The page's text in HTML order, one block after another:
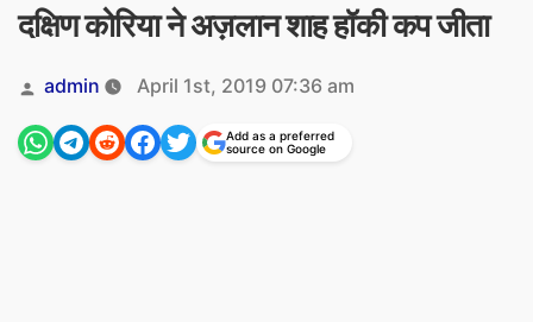
दक्षिण कोरिया ने अज़लान शाह हॉकी कप जीता
Posted
by
admin April 1st, 2019 07:36 am
Add as a preferred
source on Google